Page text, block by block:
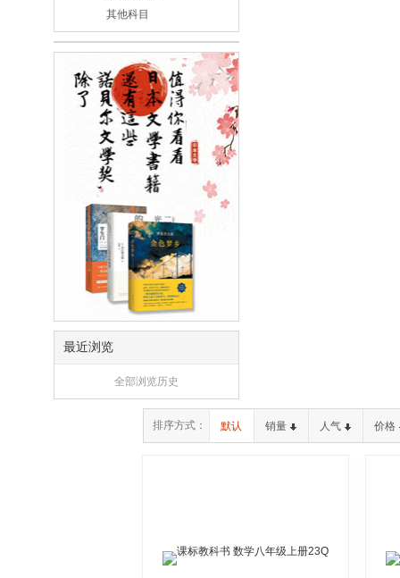
其他科目
最近浏览
全部浏览历史
排序方式： 默认 销量 人气 价格